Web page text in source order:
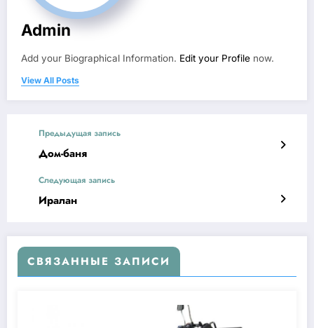
Admin
Add your Biographical Information. Edit your Profile now.
View All Posts
Предыдущая запись
Дом-баня
Следующая запись
Иралан
СВЯЗАННЫЕ ЗАПИСИ